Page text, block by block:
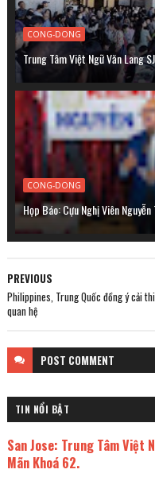
CONG-DONG
Trung Tâm Việt Ngữ Văn Lang
CONG-DONG
Họp Báo: Cựu Nghị Viên
PREVIOUS
Philippines, Trung Quốc đồng ý cải
quan hệ
POST COMMENT
TIN NỔI BẬT
San Jose: Trung Tâm Việt
Mãn Khoá 62.